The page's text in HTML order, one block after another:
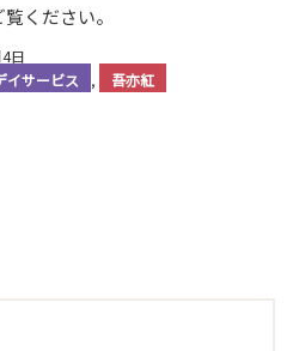
ください。
日
イサービス , 吾亦紅